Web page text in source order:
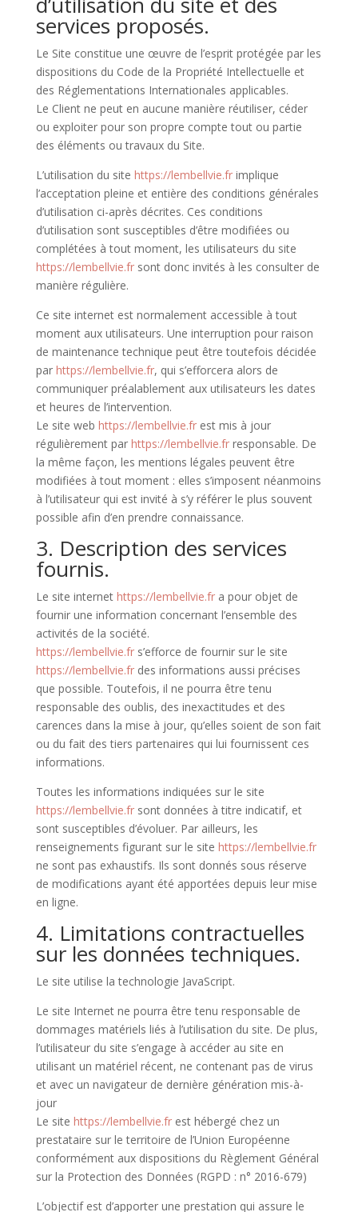
services proposés.
Le Site constitue une œuvre de l’esprit protégée par les
dispositions du Code de la Propriété Intellectuelle et
des Réglementations Internationales applicables.
Le Client ne peut en aucune manière réutiliser, céder
ou exploiter pour son propre compte tout ou partie
des éléments ou travaux du Site.
L’utilisation du site https://lembellvie.frimplique
l’acceptation pleine et entière des conditions générales
d’utilisation ci-après décrites. Ces conditions
d’utilisation sont susceptibles d’être modifiées ou
complétées à tout moment, les utilisateurs du site
https://lembellvie.frsont donc invités à les consulter de
manière régulière.
Ce site internet est normalement accessible à tout
moment aux utilisateurs. Une interruption pour raison
de maintenance technique peut être toutefois décidée
par https://lembellvie.fr, qui s’efforcera alors de
communiquer préalablement aux utilisateurs les dates
et heures de l’intervention.
Le site web https://lembellvie.frest mis à jour
régulièrement par https://lembellvie.frresponsable. De
la même façon, les mentions légales peuvent être
modifiées à tout moment : elles s’imposent néanmoins
à l’utilisateur qui est invité à s’y référer le plus souvent
possible afin d’en prendre connaissance.
3. Description des services
fournis.
Le site internet https://lembellvie.fra pour objet de
fournir une information concernant l’ensemble des
activités de la société.
https://lembellvie.frs’efforce de fournir sur le site
https://lembellvie.frdes informations aussi précises
que possible. Toutefois, il ne pourra être tenu
responsable des oublis, des inexactitudes et des
carences dans la mise à jour, qu’elles soient de son fait
ou du fait des tiers partenaires qui lui fournissent ces
informations.
Toutes les informations indiquées sur le site
https://lembellvie.frsont données à titre indicatif, et
sont susceptibles d’évoluer. Par ailleurs, les
renseignements figurant sur le site https://lembellvie.fr
ne sont pas exhaustifs. Ils sont donnés sous réserve
de modifications ayant été apportées depuis leur mise
en ligne.
4. Limitations contractuelles
sur les données techniques.
Le site utilise la technologie JavaScript.
Le site Internet ne pourra être tenu responsable de
dommages matériels liés à l’utilisation du site. De plus,
l’utilisateur du site s’engage à accéder au site en
utilisant un matériel récent, ne contenant pas de virus
et avec un navigateur de dernière génération mis-à-
jour
Le site https://lembellvie.frest hébergé chez un
prestataire sur le territoire de l’Union Européenne
conformément aux dispositions du Règlement Général
sur la Protection des Données (RGPD : n° 2016-679)
L’objectif est d’apporter une prestation qui assure le